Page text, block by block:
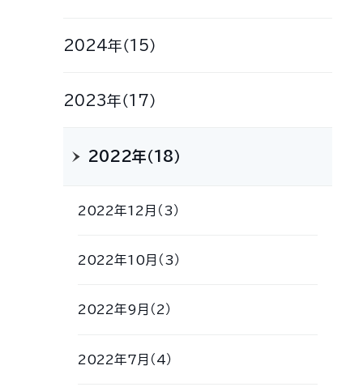
2024年（15）
2023年（17）
2022年（18）
2022年12月（3）
2022年10月（3）
2022年9月（2）
2022年7月（4）